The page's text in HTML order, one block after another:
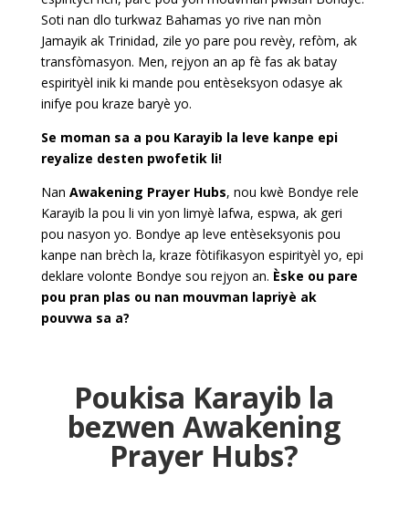
Soti nan dlo turkwaz Bahamas yo rive nan mòn
Jamayik ak Trinidad, zile yo pare pou revèy, refòm, ak
transfòmasyon. Men, rejyon an ap fè fas ak batay
espirityèl inik ki mande pou entèseksyon odasye ak
inifye pou kraze baryè yo.
Se moman sa a pou Karayib la leve kanpe epi
reyalize desten pwofetik li!
Nan Awakening Prayer Hubs, nou kwè Bondye rele
Karayib la pou li vin yon limyè lafwa, espwa, ak geri
pou nasyon yo. Bondye ap leve entèseksyonis pou
kanpe nan brèch la, kraze fòtifikasyon espirityèl yo, epi
deklare volonte Bondye sou rejyon an. Èske ou pare
pou pran plas ou nan mouvman lapriyè ak
pouvwa sa a?
Poukisa Karayib la
bezwen Awakening
Prayer Hubs?